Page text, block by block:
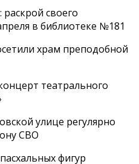
своего
в библиотеке №181
храм преподобной
театрального
улице регулярно
СВО
фигур